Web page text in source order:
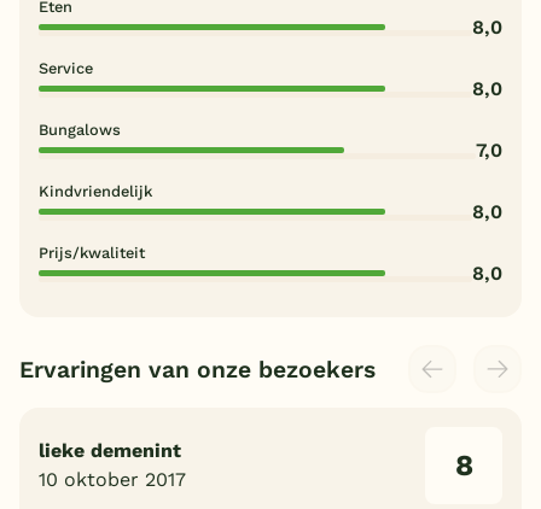
Eten
8,0
Service
8,0
Bungalows
7,0
Kindvriendelijk
8,0
Prijs/kwaliteit
8,0
Ervaringen van onze bezoekers
lieke demenint
10 oktober 2017
8